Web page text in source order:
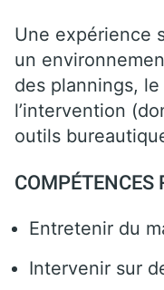
Une expérience
un
des plannings,
l’intervention
outils
COMPÉTENCES
Entretenir du
Intervenir sur